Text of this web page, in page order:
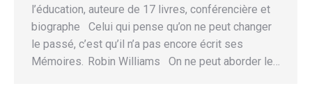
l’éducation, auteure de 17 livres, conférencière et
biographe Celui qui pense qu’on ne peut changer
le passé, c’est qu’il n’a pas encore écrit ses
Mémoires. Robin Williams On ne peut aborder le…